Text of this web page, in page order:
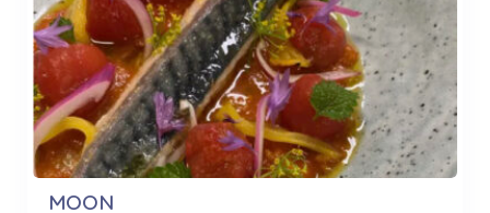
MOON